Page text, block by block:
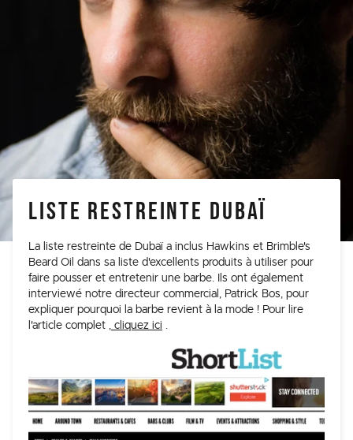
LISTE RESTREINTE DUBAÏ
La liste restreinte de Dubaï a inclus Hawkins et Brimble's
Beard Oil dans sa liste d'excellents produits à utiliser pour
faire pousser et entretenir une barbe. Ils ont également
interviewé notre directeur commercial, Patrick Bos, pour
expliquer pourquoi la barbe revient à la mode ! Pour lire
l'article complet , cliquez ici .